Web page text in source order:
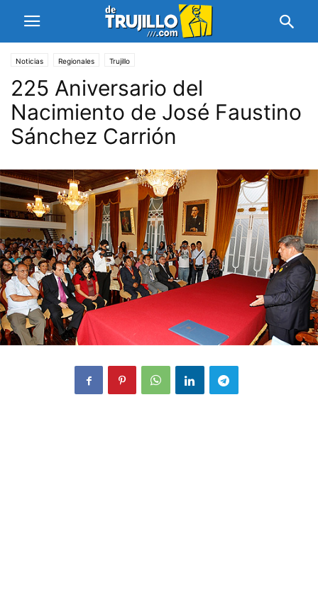
Noticias Regionales Trujillo
225 Aniversario del
Nacimiento de José Faustino
Sánchez Carrión